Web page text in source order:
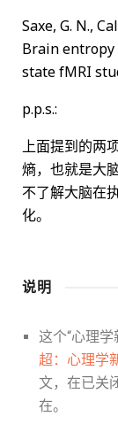
Saxe, G. N.,
Brain entropy
state fMRI
p.p.s.:
上面提到的两
熵，也就是大
不了解大脑在
化。
说明
这个“心理
超：心理学
文，在已关
在。